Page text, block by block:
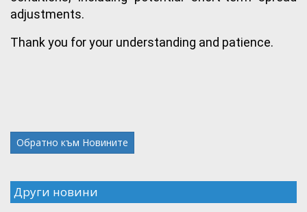
adjustments.
Thank you for your understanding and patience.
Обратно към Новините
Други новини